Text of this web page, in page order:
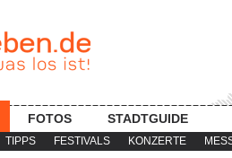
TIPPS FESTIVALS KONZERTE
FOTOS STADTGUIDE